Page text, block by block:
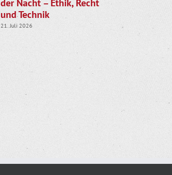
der Nacht – Ethik, Recht
und Technik
21. Juli 2026
LJV
die